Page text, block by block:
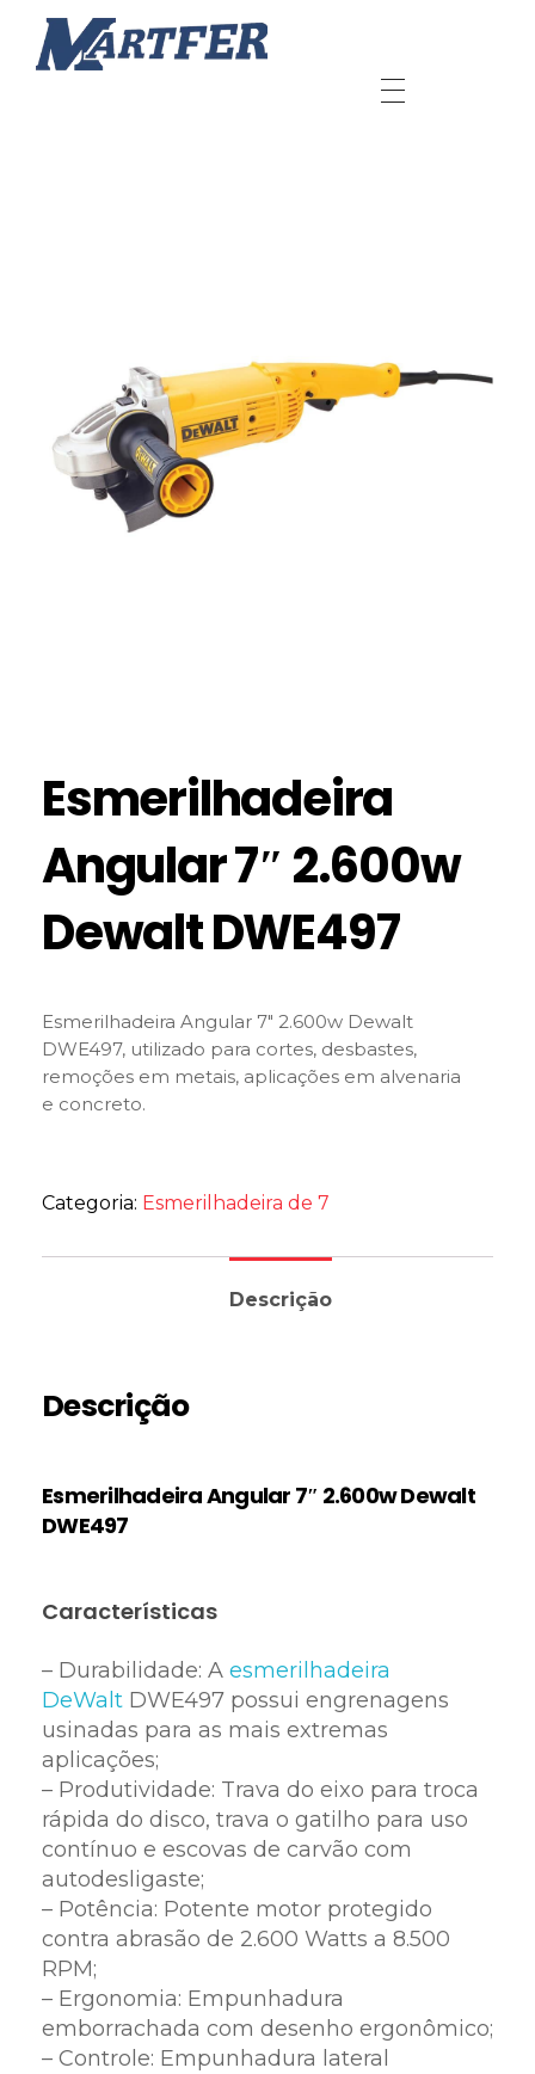
Esmerilhadeira
Angular 7″ 2.600w
Dewalt DWE497
Esmerilhadeira Angular 7″ 2.600w Dewalt
DWE497, utilizado para cortes, desbastes,
remoções em metais, aplicações em alvenaria
e concreto.
Categoria: Esmerilhadeira de 7
Descrição
Descrição
Esmerilhadeira Angular 7″ 2.600w Dewalt
DWE497
Características
– Durabilidade: A esmerilhadeira
DeWalt DWE497 possui engrenagens
usinadas para as mais extremas
aplicações;
– Produtividade: Trava do eixo para troca
rápida do disco, trava o gatilho para uso
contínuo e escovas de carvão com
autodesligaste;
– Potência: Potente motor protegido
contra abrasão de 2.600 Watts a 8.500
RPM;
– Ergonomia: Empunhadura
emborrachada com desenho ergonômico;
– Controle: Empunhadura lateral